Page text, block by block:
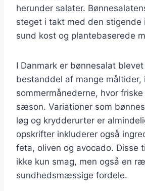
herunder salater.
steget i takt med den stigende
sund kost og plantebaserede
I Danmark er bønnesalat
bestanddel af mange
sommermånederne, hvor
sæson. Variationer som
løg og krydderurter er
opskrifter inkluderer også
feta, oliven og avocado. Disse
ikke kun smag, men også en
sundhedsmæssige fordele.